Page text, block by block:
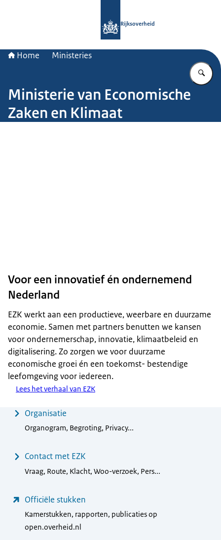
Rijksoverheid
Home Ministeries
Ministerie van Economische
Zaken en Klimaat
Voor een innovatief én ondernemend
Nederland
EZK werkt aan een productieve, weerbare en duurzame
economie. Samen met partners benutten we kansen
voor ondernemerschap, innovatie, klimaatbeleid en
digitalisering. Zo zorgen we voor duurzame
economische groei én een toekomst- bestendige
leefomgeving voor iedereen.
Lees het verhaal van EZK
MenuOrganisatie
Organogram, Begroting, Privacy...
Contact met EZK
Vraag, Route, Klacht, Woo-verzoek, Pers...
Officiële stukken
Kamerstukken, rapporten, publicaties op
open.overheid.nl